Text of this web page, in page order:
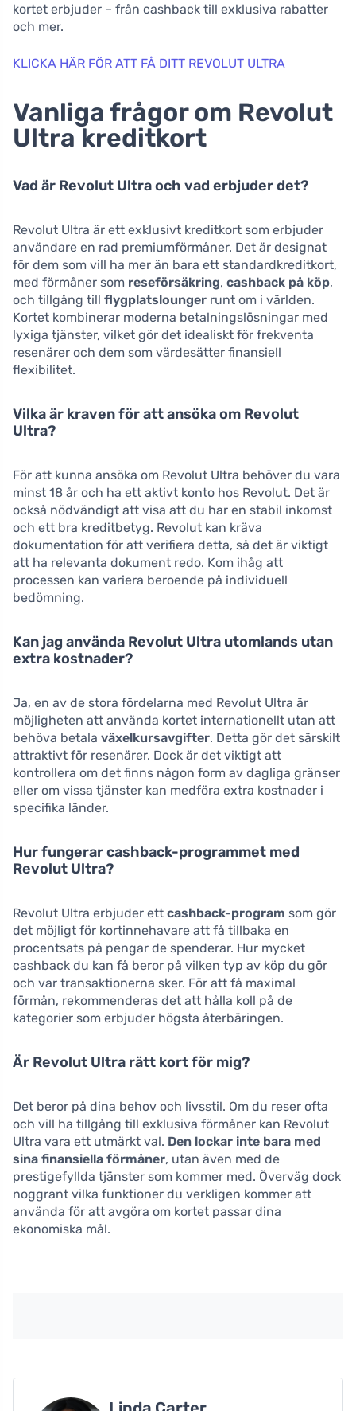
kortet erbjuder – från cashback till exklusiva rabatter
och mer.
KLICKA HÄR FÖR ATT FÅ DITT REVOLUT ULTRA
Vanliga frågor om Revolut
Ultra kreditkort
Vad är Revolut Ultra och vad erbjuder det?
Revolut Ultra är ett exklusivt kreditkort som erbjuder
användare en rad premiumförmåner. Det är designat
för dem som vill ha mer än bara ett standardkreditkort,
med förmåner som reseförsäkring, cashback på köp,
och tillgång till flygplatslounger runt om i världen.
Kortet kombinerar moderna betalningslösningar med
lyxiga tjänster, vilket gör det idealiskt för frekventa
resenärer och dem som värdesätter finansiell
flexibilitet.
Vilka är kraven för att ansöka om Revolut
Ultra?
För att kunna ansöka om Revolut Ultra behöver du vara
minst 18 år och ha ett aktivt konto hos Revolut. Det är
också nödvändigt att visa att du har en stabil inkomst
och ett bra kreditbetyg. Revolut kan kräva
dokumentation för att verifiera detta, så det är viktigt
att ha relevanta dokument redo. Kom ihåg att
processen kan variera beroende på individuell
bedömning.
Kan jag använda Revolut Ultra utomlands utan
extra kostnader?
Ja, en av de stora fördelarna med Revolut Ultra är
möjligheten att använda kortet internationellt utan att
behöva betala växelkursavgifter. Detta gör det särskilt
attraktivt för resenärer. Dock är det viktigt att
kontrollera om det finns någon form av dagliga gränser
eller om vissa tjänster kan medföra extra kostnader i
specifika länder.
Hur fungerar cashback-programmet med
Revolut Ultra?
Revolut Ultra erbjuder ett cashback-program som gör
det möjligt för kortinnehavare att få tillbaka en
procentsats på pengar de spenderar. Hur mycket
cashback du kan få beror på vilken typ av köp du gör
och var transaktionerna sker. För att få maximal
förmån, rekommenderas det att hålla koll på de
kategorier som erbjuder högsta återbäringen.
Är Revolut Ultra rätt kort för mig?
Det beror på dina behov och livsstil. Om du reser ofta
och vill ha tillgång till exklusiva förmåner kan Revolut
Ultra vara ett utmärkt val. Den lockar inte bara med
sina finansiella förmåner, utan även med de
prestigefyllda tjänster som kommer med. Överväg dock
noggrant vilka funktioner du verkligen kommer att
använda för att avgöra om kortet passar dina
ekonomiska mål.